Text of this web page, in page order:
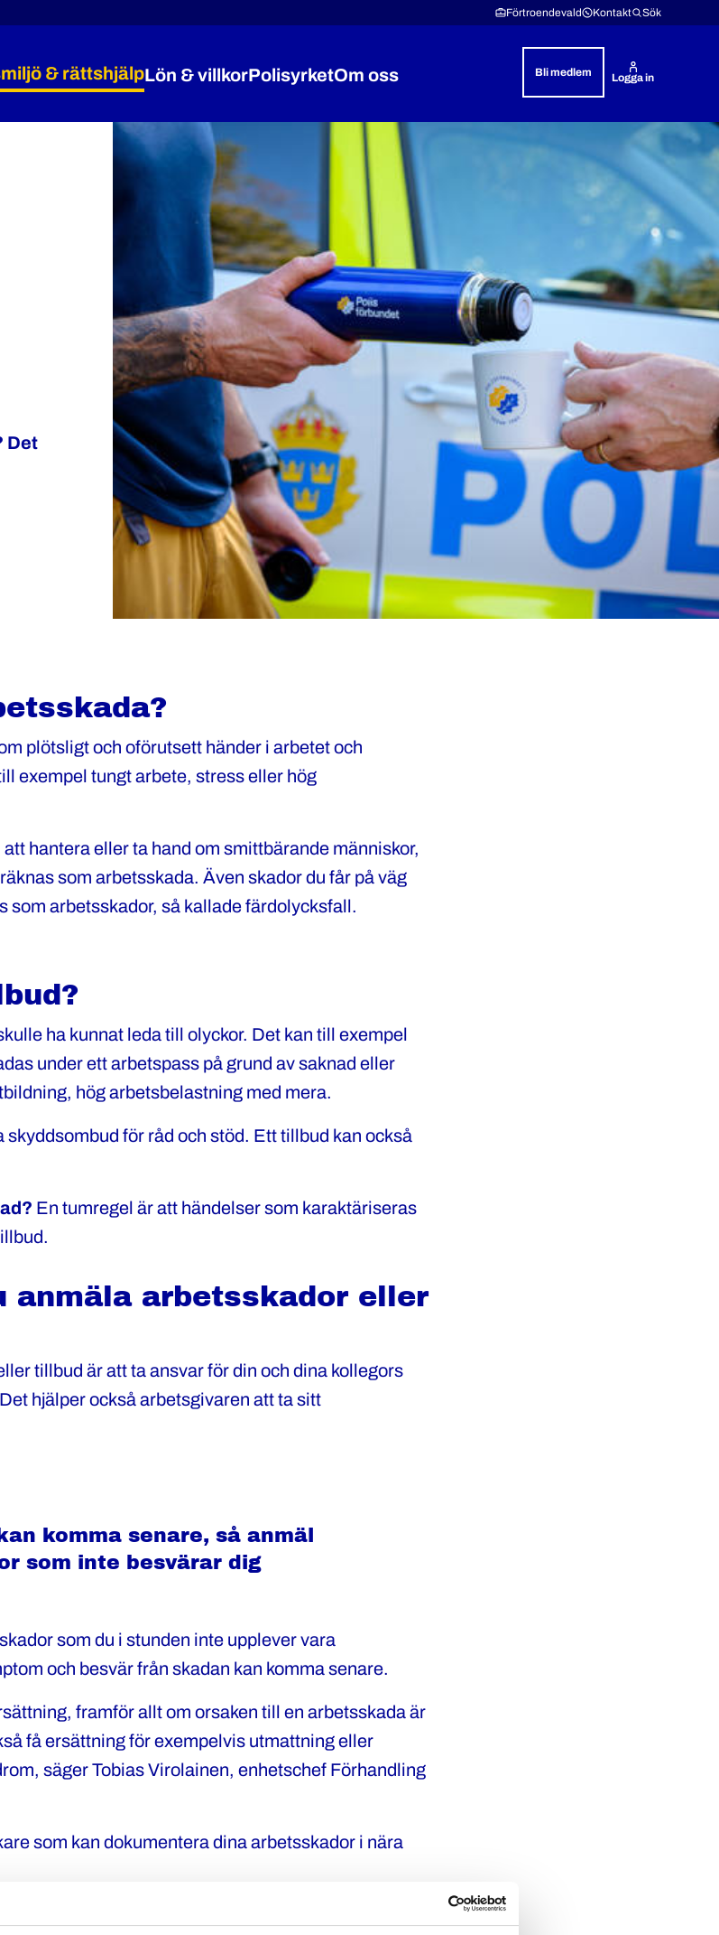
Förtroendevald Kontakt Sök
Medlemskap
& rättshjälp
Expandera Arbetsmiljö & rättshjälp
Lön & villkorExpandera Lön & villkor
PolisyrketExpandera Polisyrket
Om ossExpandera Om oss
Bli medlem Logga in
Det
plötsligt och oförutsett händer i arbetet och
exempel tungt arbete, stress eller hög
hantera eller ta hand om smittbärande människor,
som arbetsskada. Även skador du får på väg
som arbetsskador, så kallade färdolycksfall.
ha kunnat leda till olyckor. Det kan till exempel
under ett arbetspass på grund av saknad eller
hög arbetsbelastning med mera.
skyddsombud för råd och stöd. Ett tillbud kan också
En tumregel är att händelser som karaktäriseras
anmäla arbetsskador eller
tillbud är att ta ansvar för din och dina kollegors
hjälper också arbetsgivaren att ta sitt
komma senare, så anmäl
som inte besvärar dig
som du i stunden inte upplever vara
och besvär från skadan kan komma senare.
framför allt om orsaken till en arbetsskada är
få ersättning för exempelvis utmattning eller
säger Tobias Virolainen, enhetschef Förhandling
som kan dokumentera dina arbetsskador i nära